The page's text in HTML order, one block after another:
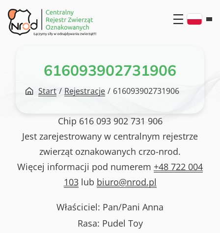
Przejdź
do
treści
616093902731906
Start / Rejestracje / 616093902731906
Chip 616 093 902 731 906
Jest zarejestrowany w centralnym rejestrze
zwierząt oznakowanych crzo-nrod.
Więcej informacji pod numerem +48 722 004
103lub biuro@nrod.pl
Właściciel: Pan/Pani Anna
Rasa: Pudel Toy